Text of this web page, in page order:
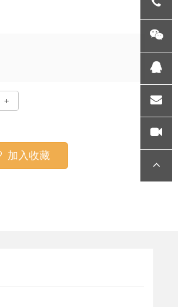
+
加入收藏
021-
395282
36
微信
QQ
gengyu
nlong@
好玩视